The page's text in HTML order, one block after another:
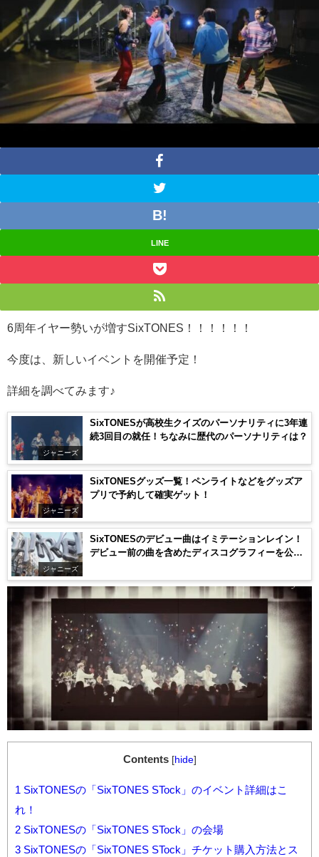
LINE
6周年イヤー勢いが増すSixTONES！！！！！！
今度は、新しいイベントを開催予定！
詳細を調べてみます♪
ジャニーズ
SixTONESが高校生クイズのパーソナリティに3年連
続3回目の就任！ちなみに歴代のパーソナリティは？
ジャニーズ
SixTONESグッズ一覧！ペンライトなどをグッズア
プリで予約して確実ゲット！
ジャニーズ
SixTONESのデビュー曲はイミテーションレイン！
デビュー前の曲を含めたディスコグラフィーを公
Contents [hide]
1 SixTONESの「SixTONES STock」のイベント詳細はこ
れ！
2 SixTONESの「SixTONES STock」の会場
3 SixTONESの「SixTONES STock」チケット購入方法とス